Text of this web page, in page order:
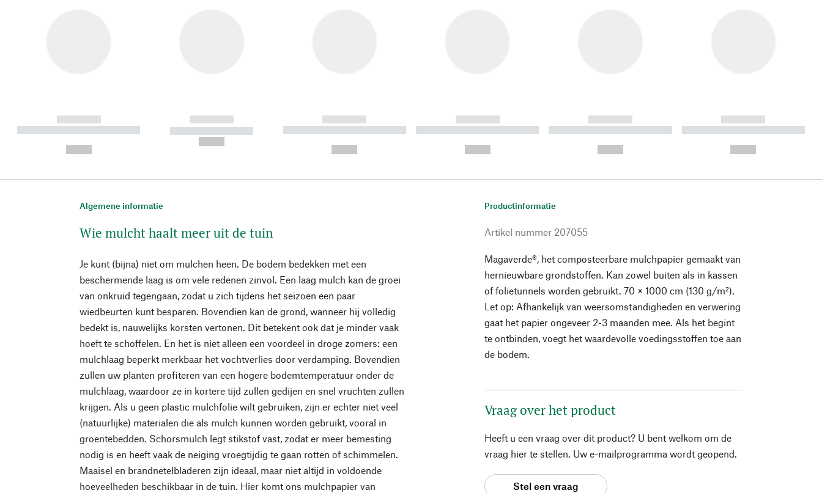
------------
----------- ----------- ----------
------------
----------- -----------
------------
----------- ----------- ----------
------------
----------- ----------- ----------
------------
----------- ----------- ----------
------------
----------- ----------- ----------
Algemene informatie
Wie mulcht haalt meer uit de tuin
Je kunt (bijna) niet om mulchen heen. De bodem bedekken met een
beschermende laag is om vele redenen zinvol. Een laag mulch kan de groei
van onkruid tegengaan, zodat u zich tijdens het seizoen een paar
wiedbeurten kunt besparen. Bovendien kan de grond, wanneer hij volledig
bedekt is, nauwelijks korsten vertonen. Dit betekent ook dat je minder vaak
hoeft te schoffelen. En het is niet alleen een voordeel in droge zomers: een
mulchlaag beperkt merkbaar het vochtverlies door verdamping. Bovendien
zullen uw planten profiteren van een hogere bodemtemperatuur onder de
mulchlaag, waardoor ze in kortere tijd zullen gedijen en snel vruchten zullen
krijgen. Als u geen plastic mulchfolie wilt gebruiken, zijn er echter niet veel
(natuurlijke) materialen die als mulch kunnen worden gebruikt, vooral in
groentebedden. Schorsmulch legt stikstof vast, zodat er meer bemesting
nodig is en heeft vaak de neiging vroegtijdig te gaan rotten of schimmelen.
Maaisel en brandnetelbladeren zijn ideaal, maar niet altijd in voldoende
hoeveelheden beschikbaar in de tuin. Hier komt ons mulchpapier van
Productinformatie
Artikel nummer 207055
Magaverde®, het composteerbare mulchpapier gemaakt van
hernieuwbare grondstoffen. Kan zowel buiten als in kassen
of folietunnels worden gebruikt. 70 × 1000 cm (130 g/m²).
Let op: Afhankelijk van weersomstandigheden en verwering
gaat het papier ongeveer 2-3 maanden mee. Als het begint
te ontbinden, voegt het waardevolle voedingsstoffen toe aan
de bodem.
Vraag over het product
Heeft u een vraag over dit product? U bent welkom om de
vraag hier te stellen. Uw e-mailprogramma wordt geopend.
Stel een vraag